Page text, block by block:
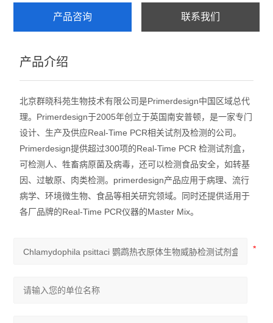
产品咨询 联系我们
产品介绍
北京群晓科苑生物技术有限公司是Primerdesign中国区域总代
理。Primerdesign于2005年创立于英国南安普顿，是一家专门
设计、生产及供应Real-Time PCR相关试剂及检测的公司。
Primerdesign提供超过300项的Real-Time PCR 检测试剂盒，
可检测人、牲畜病原菌及病毒，还可以检测食品安全，如转基
因、过敏原、肉类检测。primerdesign产品应用于病理、流行
病学、环境微生物、食品等相关研究领域。同时还提供适用于
各厂品牌的Real-Time PCR仪器的Master Mix。